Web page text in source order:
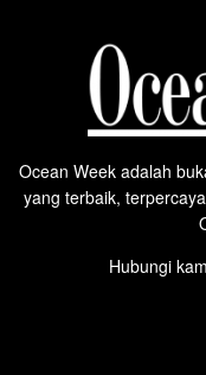
Ocean Week adalah
yang terbaik,
Hubungi